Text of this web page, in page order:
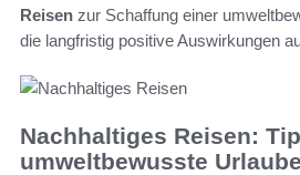
Reisen zur Schaffung einer
die langfristig positive Auswirkungen
Nachhaltiges Reisen:
umweltbewusste